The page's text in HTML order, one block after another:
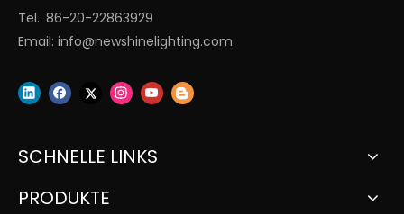
Tel.: 86-20-22863929
Email: info@newshinelighting.com
SCHNELLE LINKS
PRODUKTE